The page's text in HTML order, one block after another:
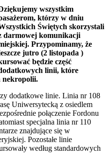
wszystkim
którzy w dniu
Świętych skorzystali
darmowej komunikacji
Przypominamy, że
jutro (2 listopada )
będzie część
linii, które
nekropolii.
dodatkowe linie. Linia nr 108
Uniwersytecką z osiedlem
połączenie Fordonu
specjalna linia nr 110
znajdujące się w
Pozostałe linie
według standardowych